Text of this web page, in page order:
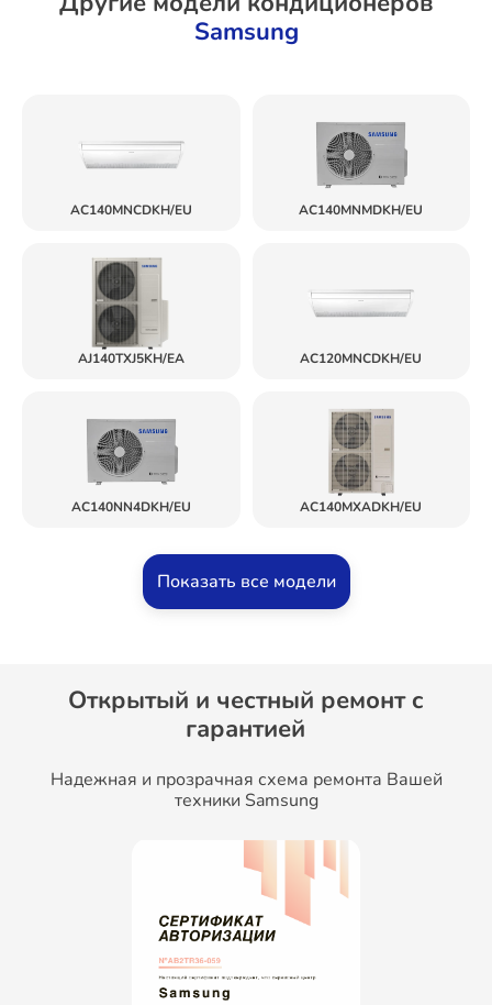
Samsung
AC140MNCDKH/EU AC140MNMDKH/EU
AJ140TXJ5KH/EA AC120MNCDKH/EU
AC140NN4DKH/EU AC140MXADKH/EU
Показать все модели
Открытый и честный ремонт c
гарантией
Надежная и прозрачная схема ремонта Вашей
техники Samsung